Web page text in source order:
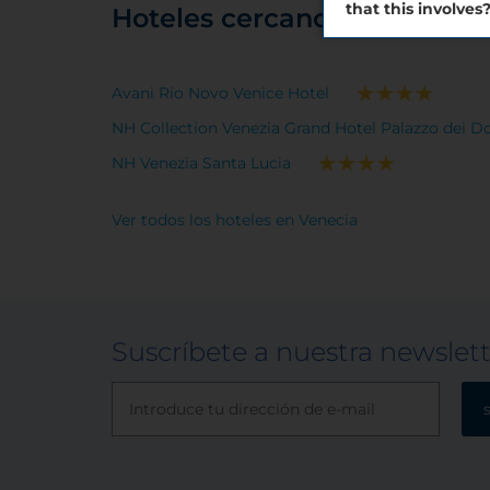
Hoteles cercanos
Avani Rio Novo Venice Hotel
NH Collection Venezia Grand Hotel Palazzo dei
NH Venezia Santa Lucia
Ver todos los hoteles en Venecia
Suscríbete a nuestra
that this involves?